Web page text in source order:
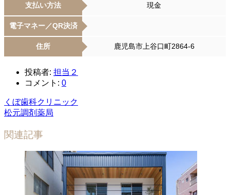
支払い方法 現金
電子マネー／QR決済
住所 鹿児島市上谷口町2864-6
投稿者: 担当２
コメント: 0
くぼ歯科クリニック
松元調剤薬局
関連記事